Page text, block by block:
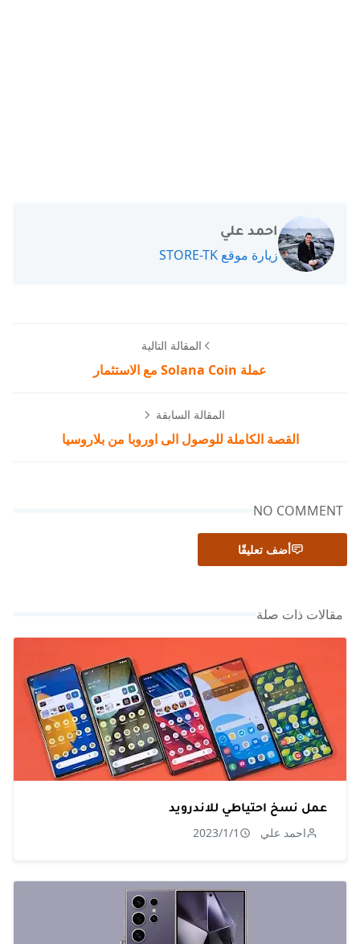
احمد علي
زيارة موقع STORE-TK
المقالة التالية
عملة Solana Coin مع الاستثمار
المقالة السابقة
القصة الكاملة للوصول الى اوروبا من بلاروسيا
NO COMMENT
أضف تعليقًا
مقالات ذات صلة
عمل نسخ احتياطي للاندرويد
احمد علي 2023/1/1